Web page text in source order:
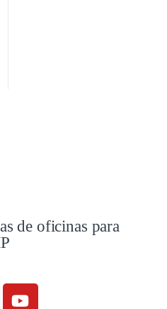
de oficinas para